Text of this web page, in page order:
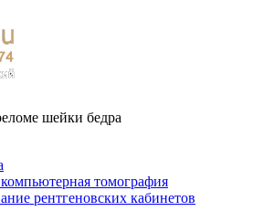
шейки бедра
томография
рентгеновских кабинетов